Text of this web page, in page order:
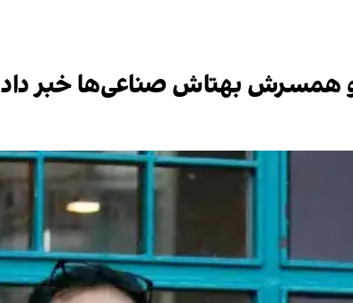
و همسرش بهتاش صناعی‌ها خبر داد